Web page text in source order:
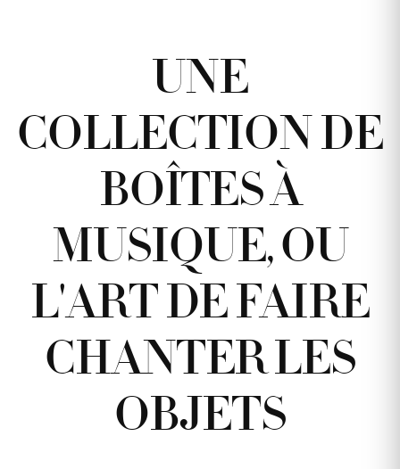
UNE
COLLECTION DE
BOÎTES À
MUSIQUE, OU
L'ART DE FAIRE
CHANTER LES
OBJETS